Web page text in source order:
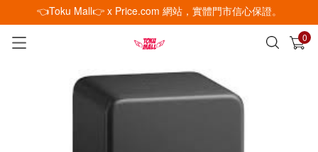
👈Toku Mall👉 x Price.com 網站，實體門市信心保證。
0
已加入購物車 查看